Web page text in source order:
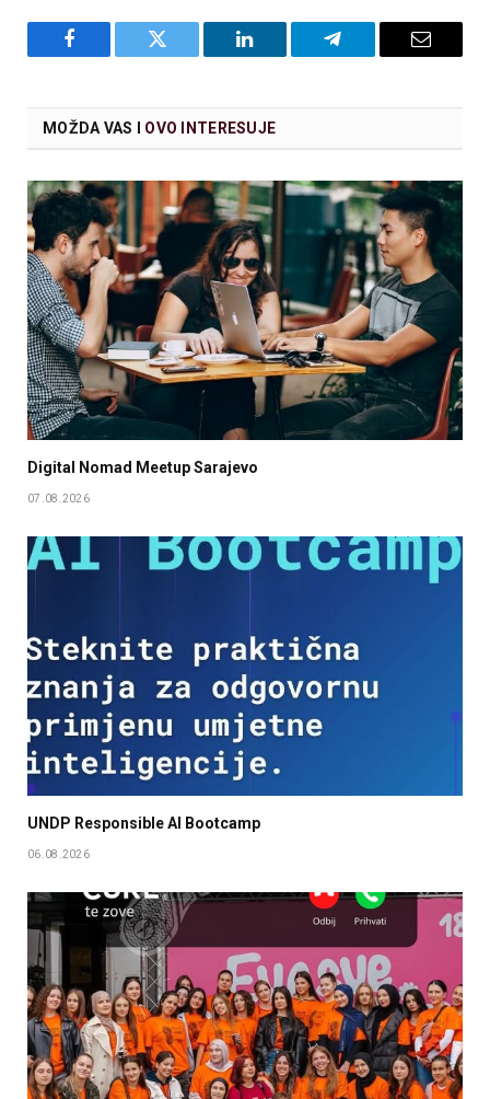
Facebook Twitter LinkedIn Telegram Email
MOŽDA VAS I OVO INTERESUJE
Digital Nomad Meetup Sarajevo
07.08.2026
UNDP Responsible AI Bootcamp
06.08.2026